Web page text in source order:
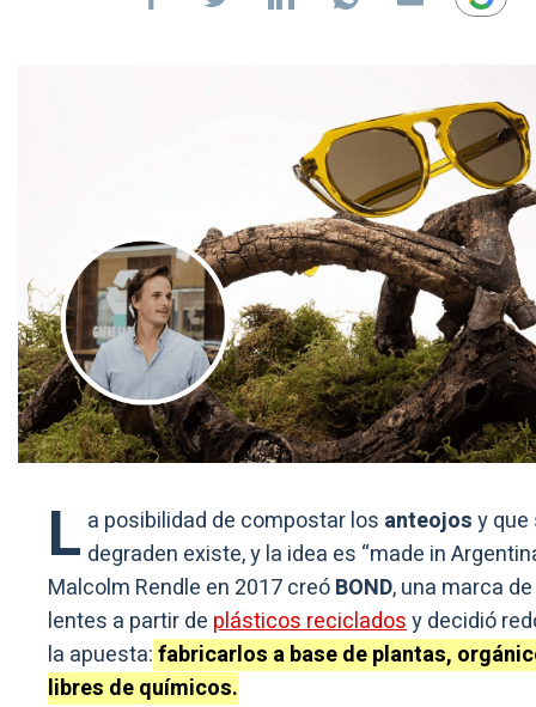
L a posibilidad de compostar los anteojosy que
degraden existe, y la idea es “made in
Malcolm Rendle en 2017 creóBOND, una marca de
lentes a partir de plásticos recicladosy decidió
la apuesta:fabricarlos a base de plantas,
libres de químicos.